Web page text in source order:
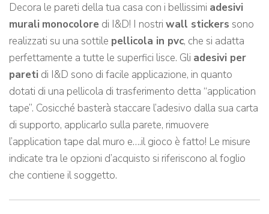
Decora le pareti della tua casa con i bellissimi adesivi
murali monocolore di I&D! I nostri wall stickers sono
realizzati su una sottile pellicola in pvc, che si adatta
perfettamente a tutte le superfici lisce. Gli adesivi per
pareti di I&D sono di facile applicazione, in quanto
dotati di una pellicola di trasferimento detta “application
tape”. Cosicché basterà staccare l’adesivo dalla sua carta
di supporto, applicarlo sulla parete, rimuovere
l’application tape dal muro e….il gioco è fatto! Le misure
indicate tra le opzioni d’acquisto si riferiscono al foglio
che contiene il soggetto.